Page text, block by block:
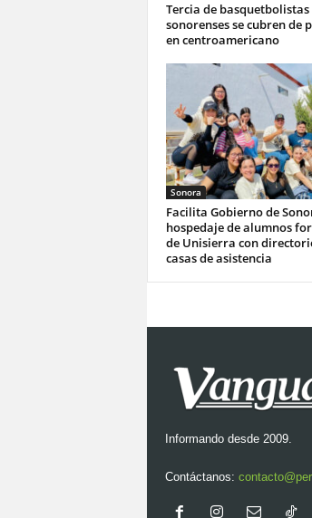
Tercia de basquetbolistas
sonorenses se cubren de
en centroamericano
Sonora
Facilita Gobierno de
hospedaje de alumnos
de Unisierra con
casas de asistencia
Informando desde 2009.
Contáctanos: